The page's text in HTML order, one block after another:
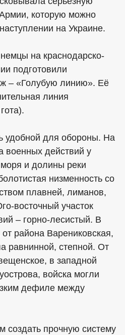
которую можно
на Украине.
на краснодарско-
подготовили
– «Голубую линию». Её
линия
удобной для обороны. На
военных действий у
и долины реки
низменность со
плавней, лиманов,
восточный участок
– горно-лесистый. В
района Варениковская,
равнинной, степной. От
в западной
войска могли
дефиле между
создать прочную систему